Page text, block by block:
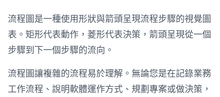
流程圖是一種使用形狀與箭頭呈現流程步驟的視覺圖
表。矩形代表動作，菱形代表決策，箭頭呈現從一個
步驟到下一個步驟的流向。
流程圖讓複雜的流程易於理解。無論您是在記錄業務
工作流程、說明軟體運作方式、規劃專案或做決策，